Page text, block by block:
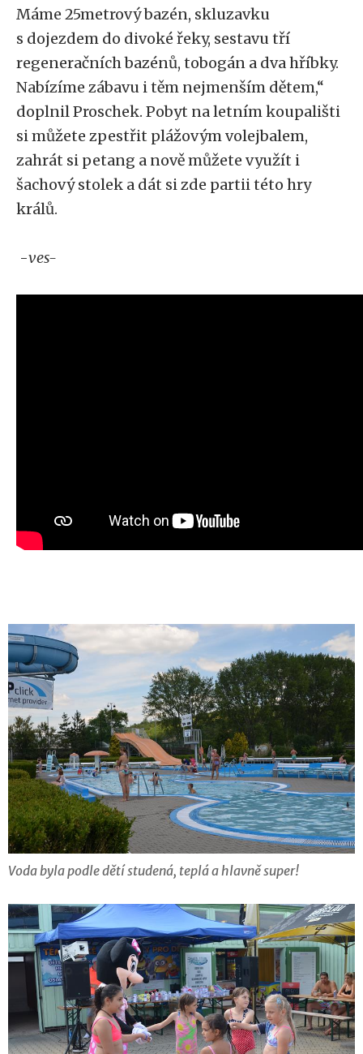
Máme 25metrový bazén, skluzavku
s dojezdem do divoké řeky, sestavu tří
regeneračních bazénů, tobogán a dva hříbky.
Nabízíme zábavu i těm nejmenším dětem,“
doplnil Proschek. Pobyt na letním koupališti
si můžete zpestřit plážovým volejbalem,
zahrát si petang a nově můžete využít i
šachový stolek a dát si zde partii této hry
králů.
-ves-
Voda byla podle dětí studená, teplá a hlavně super!